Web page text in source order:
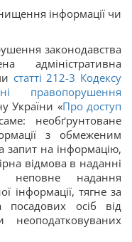
інформації чи
законодавства
адміністративна
статті 212-3 Кодексу
правопорушення
України «Про доступ
необґрунтоване
з обмеженим
запит на інформацію,
відмова в наданні
неповне надання
інформації, тягне за
осіб від
неоподатковуваних